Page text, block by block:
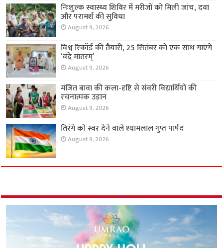
निःशुल्क स्वास्थ्य शिविर में मरीजों को मिली जांच, दवा
और परामर्श की सुविधा
August 9, 2026
विश्व रिकॉर्ड की तैयारी, 25 सितंबर को एक साथ गाएंगे
‘वंदे मातरम्’
August 9, 2026
मंजित बावा की कला-दृष्टि से संवरी विद्यार्थियों की
रचनात्मक उड़ान
August 9, 2026
तिरंगे को स्वर देने वाले श्यामलाल गुप्त पार्षद
August 9, 2026